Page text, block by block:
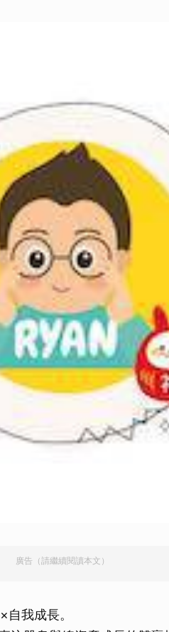
廣告（請繼續閱讀本文）
我成長。